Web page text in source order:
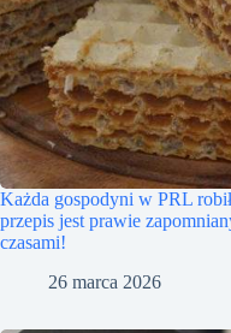
Każda gospodyni w PRL
przepis jest prawie
czasami!
26 marca 2026